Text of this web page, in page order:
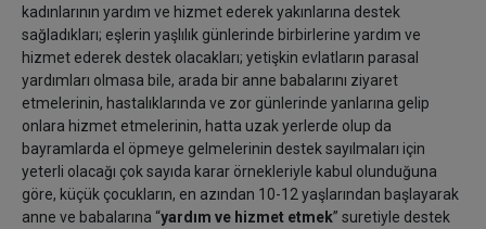
kadınlarının yardım ve hizmet ederek yakınlarına destek
sağladıkları; eşlerin yaşlılık günlerinde birbirlerine yardım ve
hizmet ederek destek olacakları; yetişkin evlatların parasal
yardımları olmasa bile, arada bir anne babalarını ziyaret
etmelerinin, hastalıklarında ve zor günlerinde yanlarına gelip
onlara hizmet etmelerinin, hatta uzak yerlerde olup da
bayramlarda el öpmeye gelmelerinin destek sayılmaları için
yeterli olacağı çok sayıda karar örnekleriyle kabul olunduğuna
göre, küçük çocukların, en azından 10-12 yaşlarından başlayarak
anne ve babalarına “yardım ve hizmet etmek” suretiyle destek